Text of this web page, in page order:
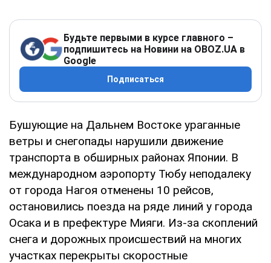
Будьте первыми в курсе главного –
подпишитесь на Новини на OBOZ.UA в
Google
Подписаться
Бушующие на Дальнем Востоке ураганные
ветры и снегопады нарушили движение
транспорта в обширных районах Японии. В
международном аэропорту Тюбу неподалеку
от города Нагоя отменены 10 рейсов,
остановились поезда на ряде линий у города
Осака и в префектуре Мияги. Из-за скоплений
снега и дорожных происшествий на многих
участках перекрыты скоростные